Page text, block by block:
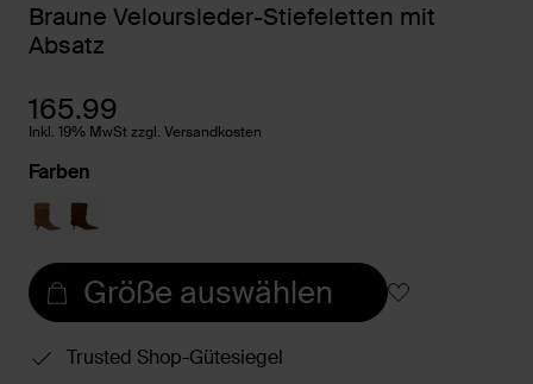
Braune Veloursleder-Stiefeletten mit
Absatz
165.99
Inkl. 19% MwSt zzgl. Versandkosten
Farben
Größe auswählen
Trusted Shop-Gütesiegel